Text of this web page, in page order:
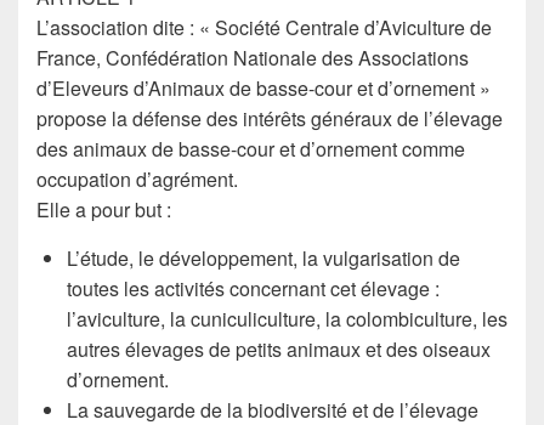
L’association dite : « Société Centrale d’Aviculture de
France, Confédération Nationale des Associations
d’Eleveurs d’Animaux de basse-cour et d’ornement »
propose la défense des intérêts généraux de l’élevage
des animaux de basse-cour et d’ornement comme
occupation d’agrément.
Elle a pour but :
L’étude, le développement, la vulgarisation de
toutes les activités concernant cet élevage :
l’aviculture, la cuniculiculture, la colombiculture, les
autres élevages de petits animaux et des oiseaux
d’ornement.
La sauvegarde de la biodiversité et de l’élevage